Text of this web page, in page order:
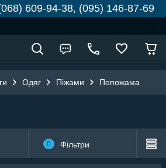
609-94-38, (095) 146-87-69
Одяг Піжами Попожама
0 Фільтри